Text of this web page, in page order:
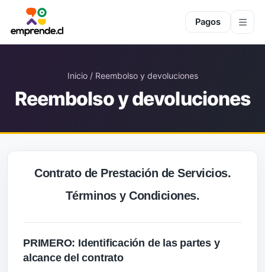
Pagos
Inicio / Reembolso y devoluciones
Reembolso y devoluciones
Contrato de Prestación de Servicios.
Términos y Condiciones.
PRIMERO: Identificación de las partes y
alcance del contrato